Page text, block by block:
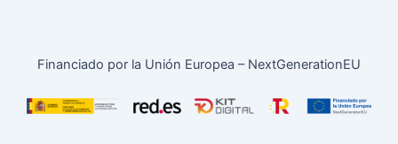
Financiado por la Unión Europea – NextGenerationEU